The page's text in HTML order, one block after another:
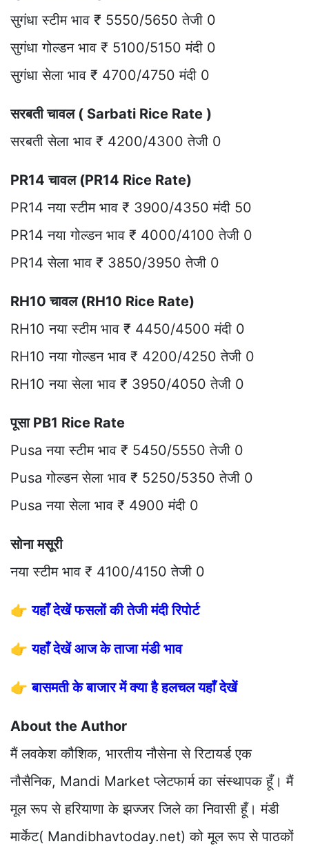
सुगंधा स्टीम भाव ₹ 5550/5650 तेजी 0
सुगंधा गोल्डन भाव ₹ 5100/5150 मंदी 0
सुगंधा सेला भाव ₹ 4700/4750 मंदी 0
सरबती चावल ( Sarbati Rice Rate )
सरबती सेला भाव ₹ 4200/4300 तेजी 0
PR14 चावल (PR14 Rice Rate)
PR14 नया स्टीम भाव ₹ 3900/4350 मंदी 50
PR14 नया गोल्डन भाव ₹ 4000/4100 तेजी 0
PR14 सेला भाव ₹ 3850/3950 तेजी 0
RH10 चावल (RH10 Rice Rate)
RH10 नया स्टीम भाव ₹ 4450/4500 मंदी 0
RH10 नया गोल्डन भाव ₹ 4200/4250 तेजी 0
RH10 नया सेला भाव ₹ 3950/4050 तेजी 0
पूसा PB1 Rice Rate
Pusa नया स्टीम भाव ₹ 5450/5550 तेजी 0
Pusa गोल्डन सेला भाव ₹ 5250/5350 तेजी 0
Pusa नया सेला भाव ₹ 4900 मंदी 0
सोना मसूरी
नया स्टीम भाव ₹ 4100/4150 तेजी 0
👉यहाँ देखें फसलों की तेजी मंदी रिपोर्ट
👉यहाँ देखें आज के ताजा मंडी भाव
👉बासमती के बाजार में क्या है हलचल यहाँ देखें
About the Author
मैं लवकेश कौशिक, भारतीय नौसेना से रिटायर्ड एक
नौसैनिक, Mandi Market प्लेटफार्म का संस्थापक हूँ। मैं
मूल रूप से हरियाणा के झज्जर जिले का निवासी हूँ। मंडी
मार्केट( Mandibhavtoday.net) को मूल रूप से पाठकों